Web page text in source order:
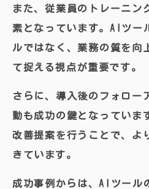
また、従業員のトレーニン
素となっています。AIツー
ルではなく、業務の質を向
て捉える視点が重要です。
さらに、導入後のフォロー
動も成功の鍵となっていま
改善提案を行うことで、よ
きています。
成功事例からは、AIツール